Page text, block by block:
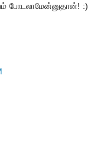
போடலாமேன்னுதான்! :)